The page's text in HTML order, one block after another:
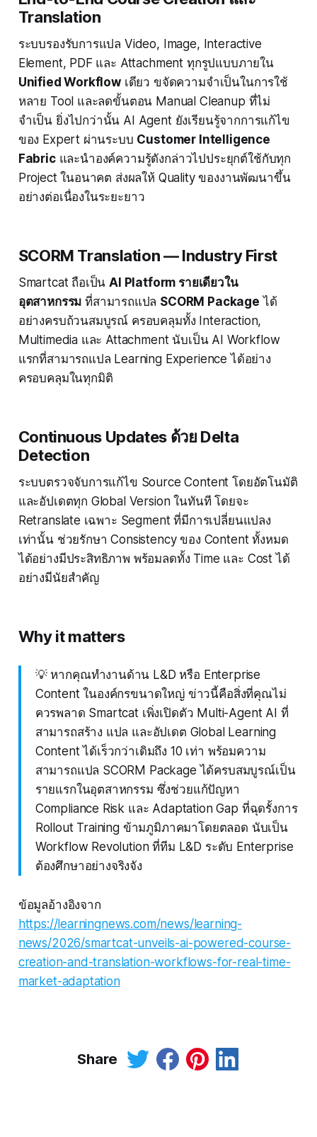
Translation
ระบบรองรับการแปล Video, Image, Interactive
Element, PDF และ Attachment ทุกรูปแบบภายใน
Unified Workflowเดียว ขจัดความจำเป็นในการใช้
หลาย Tool และลดขั้นตอน Manual Cleanup ที่ไม่
จำเป็น ยิ่งไปกว่านั้น AI Agent ยังเรียนรู้จากการแก้ไข
ของ Expert ผ่านระบบ Customer Intelligence
Fabricและนำองค์ความรู้ดังกล่าวไปประยุกต์ใช้กับทุก
Project ในอนาคต ส่งผลให้ Quality ของงานพัฒนาขึ้น
อย่างต่อเนื่องในระยะยาว
SCORM Translation — Industry First
Smartcat ถือเป็นAI Platform รายเดียวใน
อุตสาหกรรม ที่สามารถแปล SCORM Package ได้
อย่างครบถ้วนสมบูรณ์ ครอบคลุมทั้ง Interaction,
Multimedia และ Attachment นับเป็น AI Workflow
แรกที่สามารถแปล Learning Experience ได้อย่าง
ครอบคลุมในทุกมิติ
Continuous Updates ด้วย Delta
Detection
ระบบตรวจจับการแก้ไข Source Content โดยอัตโนมัติ
และอัปเดตทุก Global Version ในทันที โดยจะ
Retranslate เฉพาะ Segment ที่มีการเปลี่ยนแปลง
เท่านั้น ช่วยรักษา Consistency ของ Content ทั้งหมด
ได้อย่างมีประสิทธิภาพ พร้อมลดทั้ง Time และ Cost ได้
อย่างมีนัยสำคัญ
Why it matters
💡 หากคุณทำงานด้าน L&D หรือ Enterprise
Content ในองค์กรขนาดใหญ่ ข่าวนี้คือสิ่งที่คุณไม่
ควรพลาด Smartcat เพิ่งเปิดตัว Multi-Agent AI ที่
สามารถสร้าง แปล และอัปเดต Global Learning
Content ได้เร็วกว่าเดิมถึง 10 เท่า พร้อมความ
สามารถแปล SCORM Package ได้ครบสมบูรณ์เป็น
รายแรกในอุตสาหกรรม ซึ่งช่วยแก้ปัญหา
Compliance Risk และ Adaptation Gap ที่ฉุดรั้งการ
Rollout Training ข้ามภูมิภาคมาโดยตลอด นับเป็น
Workflow Revolution ที่ทีม L&D ระดับ Enterprise
ต้องศึกษาอย่างจริงจัง
ข้อมูลอ้างอิงจาก
https://learningnews.com/news/learning-
news/2026/smartcat-unveils-ai-powered-course-
creation-and-translation-workflows-for-real-time-
market-adaptation
Share